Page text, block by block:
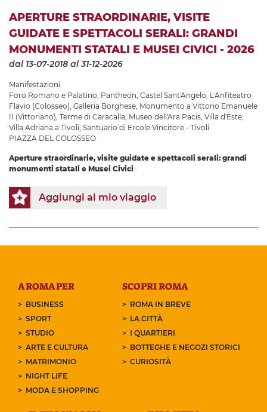
APERTURE STRAORDINARIE, VISITE
GUIDATE E SPETTACOLI SERALI: GRANDI
MONUMENTI STATALI E MUSEI CIVICI - 2026
dal 13-07-2018 al 31-12-2026
Manifestazioni
Foro Romano e Palatino Pantheon Castel Sant'Angelo L'Anfiteatro
Flavio (Colosseo) Galleria Borghese Monumento a Vittorio Emanuele
II (Vittoriano) Terme di Caracalla Museo dell'Ara Pacis Villa d'Este
Villa Adriana a Tivoli Santuario di Ercole Vincitore - Tivoli
PIAZZA DEL COLOSSEO
Aperture straordinarie, visite guidate e spettacoli serali: grandi
monumenti statali e Musei Civici:
Aggiungi al mio viaggio
A ROMA PER
BUSINESS
SPORT
STUDIO
ARTE E CULTURA
MATRIMONIO
NIGHT LIFE
MODA E SHOPPING
SCOPRI ROMA
ROMA IN BREVE
LA CITTÀ
I QUARTIERI
BOTTEGHE E NEGOZI STORICI
CURIOSITÀ